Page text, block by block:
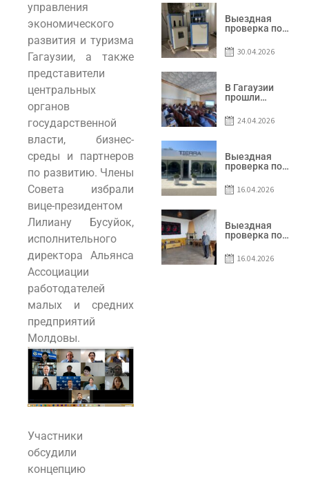
управления
экономического
развития и туризма
Гагаузии, а также
представители
центральных
органов
государственной
власти, бизнес-
среды и партнеров
по развитию. Члены
Совета избрали
вице-президентом
Лилиану Бусуйок,
исполнительного
директора Альянса
Ассоциации
работодателей
малых и средних
предприятий
Молдовы.
Участники
обсудили
концепцию
Выездная
проверка по
соблюдения
условий
грантов
предприятия
SRL Grand Nic
Oil Company
30.04.2026
В Гагаузии
прошли
сессии по
грантовой
24.04.2026
Выездная
проверка по
соблюдения
условий
грантов
предприятия
SRL Patiseria
Familiei
16.04.2026
Выездная
проверка по
соблюдения
условий
16.04.2026